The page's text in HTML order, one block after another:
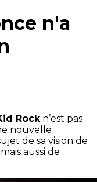
n'a
Rockn’est pas
nouvelle
de sa vision de
aussi de